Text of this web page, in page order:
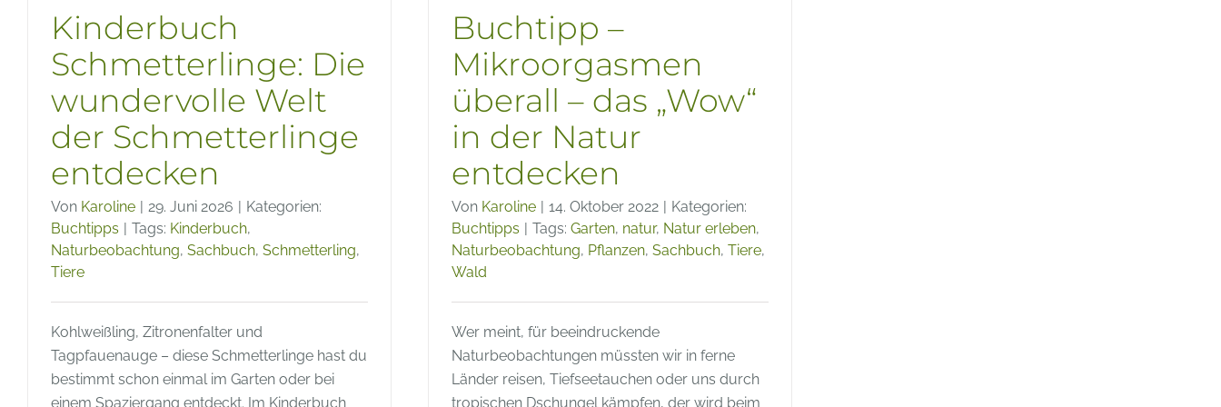
Kinderbuch
Schmetterlinge: Die
wundervolle Welt
der Schmetterlinge
entdecken
Von Karoline | 29. Juni 2026 | Kategorien:
Buchtipps | Tags: Kinderbuch,
Naturbeobachtung, Sachbuch, Schmetterling,
Tiere
Kohlweißling, Zitronenfalter und
Tagpfauenauge – diese Schmetterlinge hast du
bestimmt schon einmal im Garten oder bei
einem Spaziergang entdeckt. Im Kinderbuch
Buchtipp –
Mikroorgasmen
überall – das „Wow“
in der Natur
entdecken
Von Karoline | 14. Oktober 2022 | Kategorien:
Buchtipps | Tags: Garten, natur, Natur erleben,
Naturbeobachtung, Pflanzen, Sachbuch, Tiere,
Wald
Wer meint, für beeindruckende
Naturbeobachtungen müssten wir in ferne
Länder reisen, Tiefseetauchen oder uns durch
tropischen Dschungel kämpfen, der wird beim